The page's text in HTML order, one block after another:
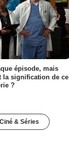
épisode, mais
la signification de ce
?
& Séries